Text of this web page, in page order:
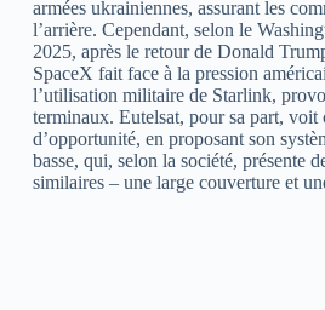
armées ukrainiennes, assurant les
l’arrière. Cependant, selon le
2025, après le retour de Donald
SpaceX fait face à la pression
l’utilisation militaire de Starlink,
terminaux. Eutelsat, pour sa part, voit
d’opportunité, en proposant son
basse, qui, selon la société, présente
similaires – une large couverture et